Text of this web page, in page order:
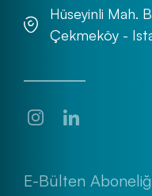
Hüseyinli Mah.
Çekmeköy -
E-Bülten